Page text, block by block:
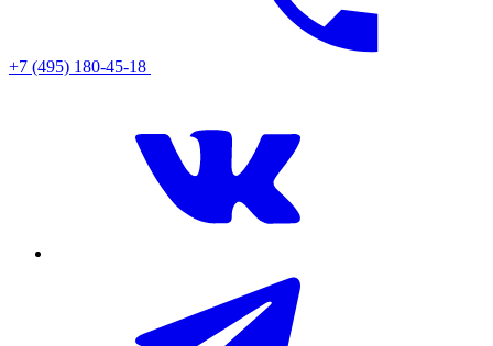
+7 (495) 180-45-18